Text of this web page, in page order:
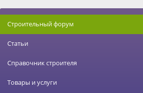
Строительный форум
Статьи
Справочник строителя
Товары и услуги